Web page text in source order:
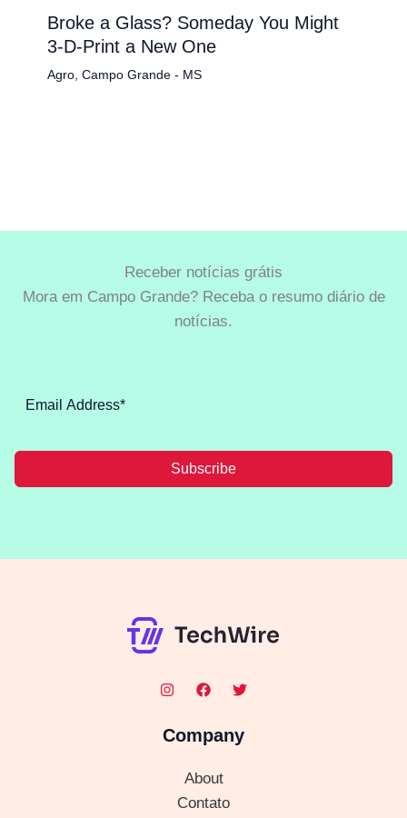
Broke a Glass? Someday You Might
3-D-Print a New One
Agro, Campo Grande - MS
Receber notícias grátis
Mora em Campo Grande? Receba o resumo diário de
notícias.
Subscribe
Company
About
Contato